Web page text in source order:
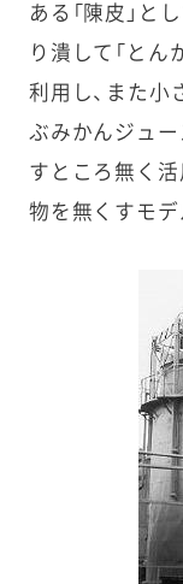
ある「陳皮」と
り潰して「とん
利用し、また小
ぶみかんジュー
すところ無く
物を無くすモデ